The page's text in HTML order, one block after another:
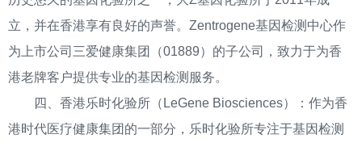
立，并在香港享有良好的声誉。Zentrogene基因检测中心作
为上市公司三爱健康集团（01889）的子公司，致力于为香
港老牌客户提供专业的基因检测服务。
四、香港乐时化验所（LeGene Biosciences）：作为香
港时代医疗健康集团的一部分，乐时化验所专注于基因检测